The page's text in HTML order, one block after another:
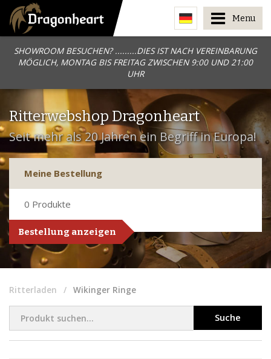
SHOWROOM BESUCHEN? .........DIES IST NACH VEREINBARUNG
MÖGLICH, MONTAG BIS FREITAG ZWISCHEN 9:00 UND 21:00
UHR
Menu
Ritterwebshop Dragonheart
Seit mehr als 20 Jahren ein Begriff in Europa!
Meine Bestellung
0 Produkte
Bestellung anzeigen
Ritterladen Wikinger Ringe
Suche